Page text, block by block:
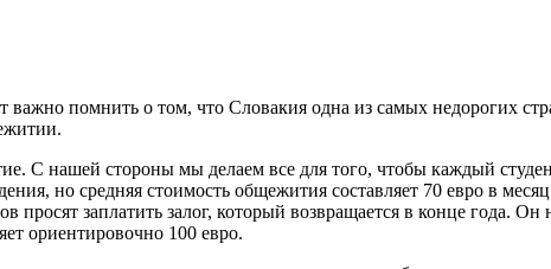
помнить о том, что Словакия одна из самых недорогих
С нашей стороны мы делаем все для того, чтобы каждый
но средняя стоимость общежития составляет 70 евро в
заплатить залог, который возвращается в конце года. Он
ориентировочно 100 евро.